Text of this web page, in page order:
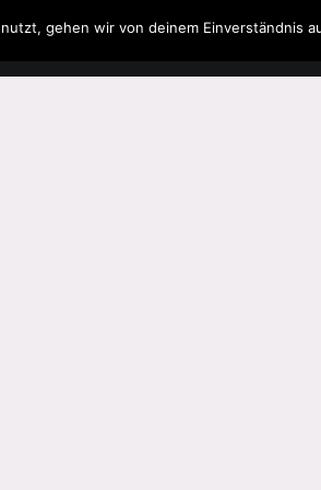
Musik Spielzeug Literatur
gehen wir von deinem Einverständnis